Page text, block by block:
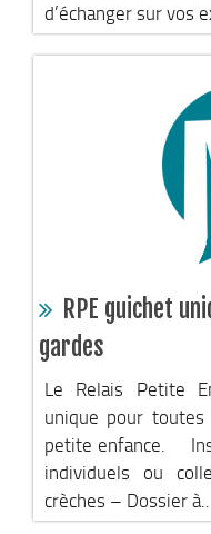
Aménagements
Stratégie de
Territoire
Chemins de
Via Ferrata
Taxe de séjour & Tourisme
Enfance & Cohésion
Petite Enfance
Relais Petite
Grandir en
Balades faciles
d’échanger sur vos
RPE guichet
gardes
Le Relais Petite
unique pour
petite enfance.
individuels ou
crèches – Dossier